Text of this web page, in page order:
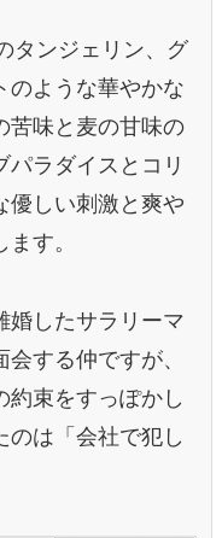
タンジェリン、グ
のような華やかな
苦味と麦の甘味の
ラダイスとコリ
優しい刺激と爽や
す。
婚したサラリーマ
する仲ですが、
束をすっぽかし
は「会社で犯し